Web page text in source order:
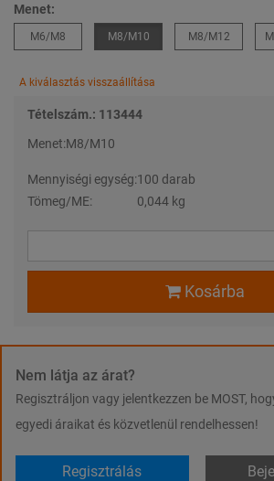
Menet:
M6/M8 M8/M10 M8/M12
A kiválasztás visszaállítása
Tételszám.: 113444
Menet:M8/M10
Mennyiségi egység:100 darab
Tömeg/ME:
0,044 kg
Kosárba
Nem látja az árat?
Regisztráljon vagy jelentkezzen be MOST,
egyedi áraikat és közvetlenül rendelhessen!
Regisztrálás